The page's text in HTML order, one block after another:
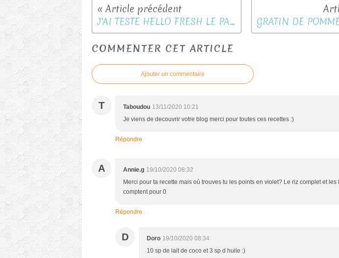
J'AI TESTE HELLO FRESH LE PANIER REPAS A DOMICILE
COMMENTER CET ARTICLE
Ajouter un commentaire
T Taboudou 13/11/2020 10:21
Je viens de decouvrir votre blog merci pour toutes ces recettes :)
Répondre
A Annie.g 19/10/2020 08:32
Merci pour ta recette mais où trouves tu les points en violet? Le riz complet et les
comptent pour 0
Répondre
D Doro 19/10/2020 08:34
10 sp de lait de coco et 3 sp d huile :)